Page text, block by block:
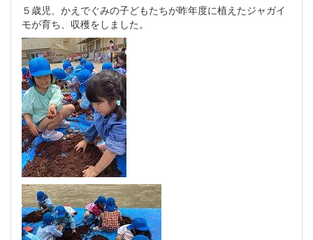
５歳児、かえでぐみの子どもたちが昨年度に植えたジャガイ
モが育ち、収穫をしました。